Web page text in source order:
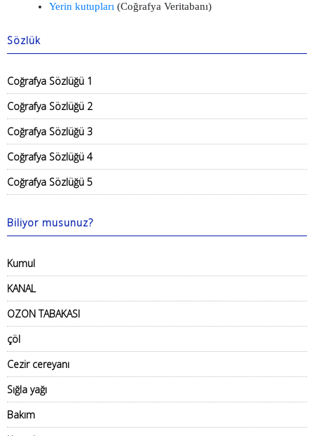
Yerin kutupları (Coğrafya Veritabanı)
Sözlük
Coğrafya Sözlüğü 1
Coğrafya Sözlüğü 2
Coğrafya Sözlüğü 3
Coğrafya Sözlüğü 4
Coğrafya Sözlüğü 5
Biliyor musunuz?
Kumul
KANAL
OZON TABAKASI
çöl
Cezir cereyanı
Sığla yağı
Bakım